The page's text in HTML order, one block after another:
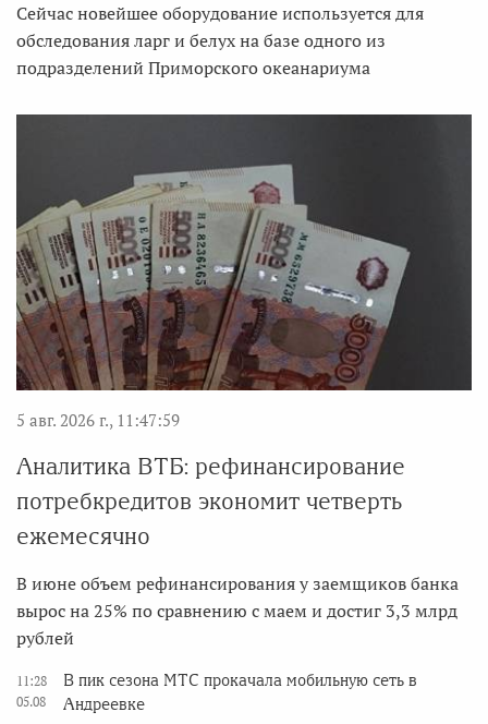
Сейчас новейшее оборудование используется для
обследования ларг и белух на базе одного из
подразделений Приморского океанариума
5 авг. 2026 г., 11:47:59
Аналитика ВТБ: рефинансирование
потребкредитов экономит четверть
ежемесячно
В июне объем рефинансирования у заемщиков банка
вырос на 25% по сравнению с маем и достиг 3,3 млрд
рублей
11:28
05.08
В пик сезона МТС прокачала мобильную сеть в
Андреевке